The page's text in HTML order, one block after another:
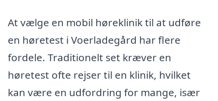
At vælge en mobil høreklinik til at udføre
en høretest i Voerladegård har flere
fordele. Traditionelt set kræver en
høretest ofte rejser til en klinik, hvilket
kan være en udfordring for mange, især